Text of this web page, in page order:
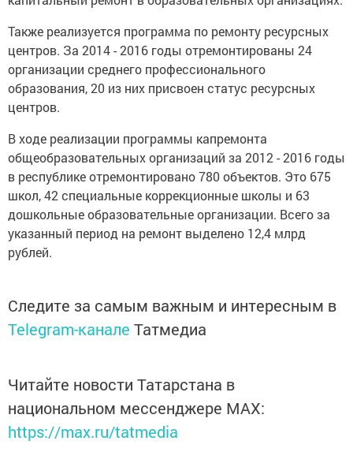
Также реализуется программа по ремонту ресурсных
центров. За 2014 - 2016 годы отремонтированы 24
организации среднего профессионального
образования, 20 из них присвоен статус ресурсных
центров.
В ходе реализации программы капремонта
общеобразовательных организаций за 2012 - 2016 годы
в республике отремонтировано 780 объектов. Это 675
школ, 42 специальные коррекционные школы и 63
дошкольные образовательные организации. Всего за
указанный период на ремонт выделено 12,4 млрд
рублей.
Следите за самым важным и интересным в
Telegram-канале Татмедиа
Читайте новости Татарстана в
национальном мессенджере MАХ:
https://max.ru/tatmedia